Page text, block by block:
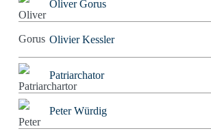
Oliver Gorus
Olivier Kessler
Patriarchator
Peter Würdig